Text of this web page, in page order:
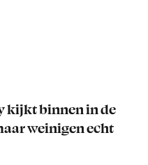
kijkt binnen in de
weinigen echt